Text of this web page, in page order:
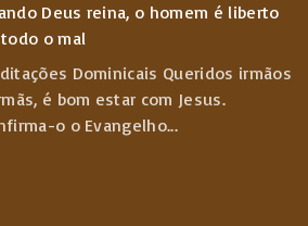
Deus reina, o homem é liberto
o mal
Dominicais Queridos irmãos
é bom estar com Jesus.
o o Evangelho...